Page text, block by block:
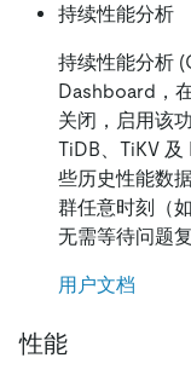
持续性能分析
持续性能分析
Dashboard，
关闭，启用该
TiDB、TiKV
些历史性能数
群任意时刻（
无需等待问题
用户文档
性能